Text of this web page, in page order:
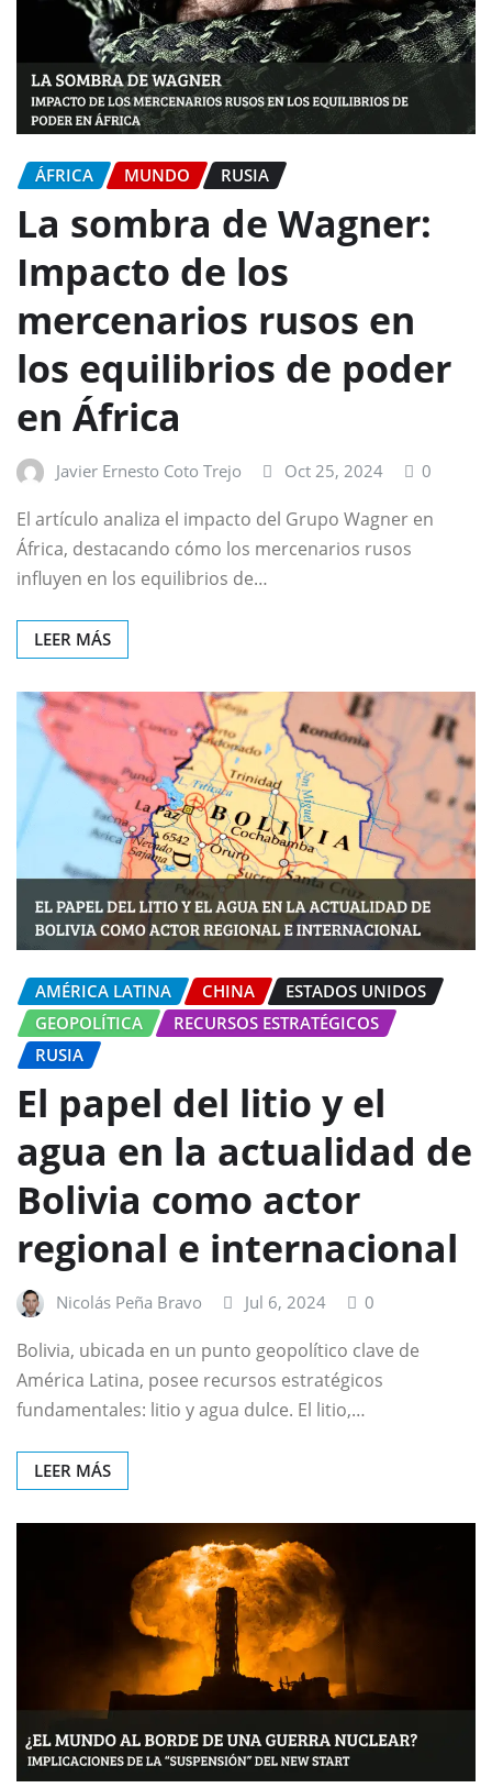
ÁFRICA MUNDO RUSIA
La sombra de Wagner:
Impacto de los
mercenarios rusos en
los equilibrios de poder
en África
Javier Ernesto Coto Trejo Oct 25, 2024 0
El artículo analiza el impacto del Grupo Wagner en
África, destacando cómo los mercenarios rusos
influyen en los equilibrios de…
LEER MÁS
AMÉRICA LATINA CHINA
ESTADOS UNIDOS
GEOPOLÍTICA
RECURSOS ESTRATÉGICOS
RUSIA
El papel del litio y el
agua en la actualidad de
Bolivia como actor
regional e internacional
Nicolás Peña Bravo Jul 6, 2024 0
Bolivia, ubicada en un punto geopolítico clave de
América Latina, posee recursos estratégicos
fundamentales: litio y agua dulce. El litio,…
LEER MÁS